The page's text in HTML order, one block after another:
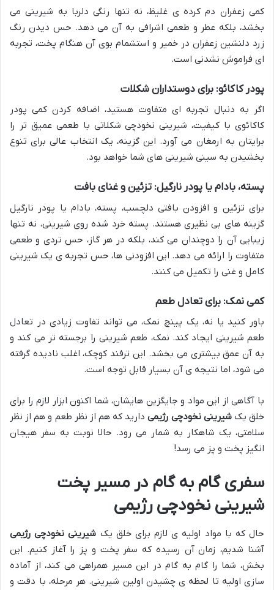
کمی زعفران دم کرده ی غلیظ، نه تنها رنگی دلربا به شیرینی می
بخشد، بلکه عطر و طعمی اشرافی به آن می دهد. حس دیدن رنگ
زرد دلنشین زعفران در خمیر و استشمام بوی آن هنگام پخت، تجربه
ای فراموش نشدنی است.
پودر کاکائو: برای دوستداران شکلات
اگر به دنبال تجربه ای متفاوت هستید، اضافه کردن کمی پودر
کاکائوی با کیفیت، شیرینی نخودچی شکلاتی با طعمی عمیق تر را
برایتان به ارمغان می آورد. این گزینه، یک انتخاب عالی برای تنوع
بخشیدن به سینی شیرینی های شما خواهد بود.
پسته، بادام یا پودر نارگیل: تزئین و غنای بافت
برای تزئین و افزودن بافتی دلچسب، پسته، بادام یا پودر نارگیل
گزینه های بی نظیری هستند. پسته خرد شده روی شیرینی، نه تنها
زیبایی آن را دوچندان می کند، بلکه در هر گاز، حس تردی و طعمی
متفاوت را ارائه می دهد. این افزودنی ها، حس تجربه ی یک شیرینی
کامل و غنی را تکمیل می کنند.
کمی نمک: برای تعادل طعم
باور کنید یا نه، یک پینچ نمک، می تواند تفاوت زیادی در تعادل
طعم شیرینی ایجاد کند. نمک، طعم شیرینی را برجسته تر می کند و
به آن عمق بیشتری می بخشد. این ترفند کوچک، اغلب نادیده گرفته
می شود، اما نتیجه ی آن بسیار قابل توجه است.
با آگاهی از این مواد و جایگزین هایشان، شما اکنون ابزار لازم را برای
خلق یکشیرینی نخودچی رژیمیدارید که هم از نظر طعم و هم از نظر
سلامتی، یک شاهکار به شمار می رود. حالا نوبت به سفر هیجان
انگیز پخت و پز می رسد!
سفری گام به گام در مسیر پخت
شیرینی نخودچی رژیمی
حال که با مواد اولیه ی لازم برای خلق یک شیرینی نخودچی رژیمی
آشنا شدیم، زمان آن رسیده که سفر پخت و پز را آغاز کنیم. این
بخش، شما را گام به گام در این مسیر همراهی می کند، از آماده
سازی اولیه تا لحظه ی چشیدن اولین شیرینی. هر مرحله، با دقت و